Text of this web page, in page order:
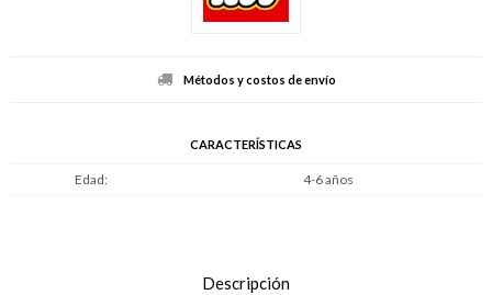
Métodos y costos de envío
CARACTERÍSTICAS
Edad 4-6 años
Descripción